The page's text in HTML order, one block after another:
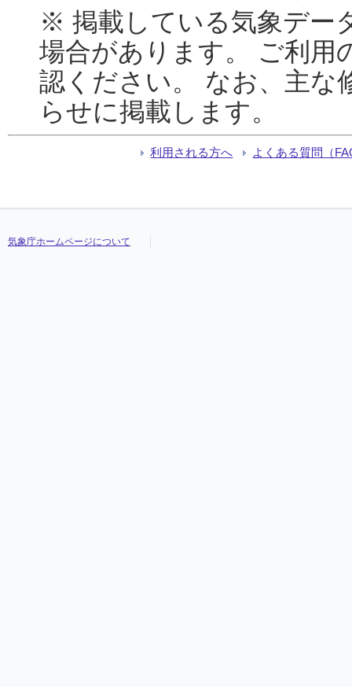
※ 掲載している気象デー
場合があります。 ご利用
認ください。 なお、主な
らせに掲載します。
利用される方へ よくある質問（
気象庁ホームページについて